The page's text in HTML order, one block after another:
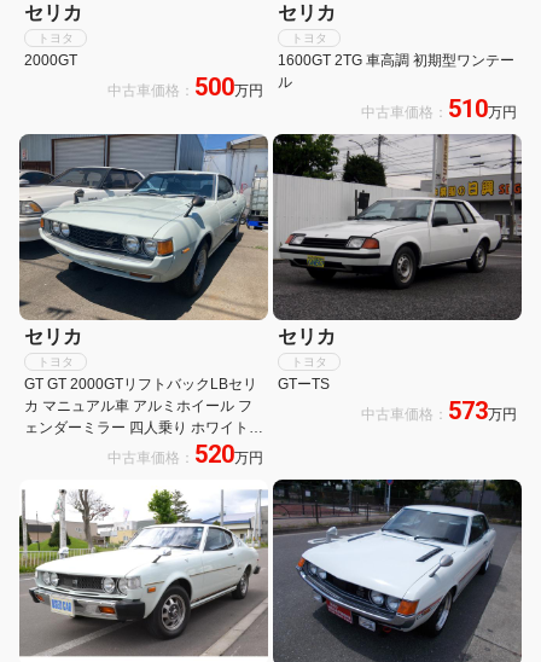
セリカ
トヨタ
2000GT
中古車価格： 500万円
セリカ
トヨタ
1600GT 2TG 車高調 初期型ワンテー
ル
中古車価格： 510万円
セリカ
トヨタ
GT GT 2000GTリフトバックLBセリ
カ マニュアル車 アルミホイール フ
ェンダーミラー 四人乗り ホワイト
中古車価格： 520万円
セリカ
トヨタ
GTーTS
中古車価格： 573万円